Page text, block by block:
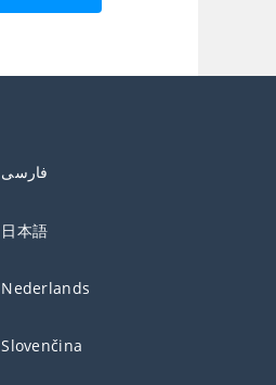
فارسی
日本語
Nederlands
Slovenčina